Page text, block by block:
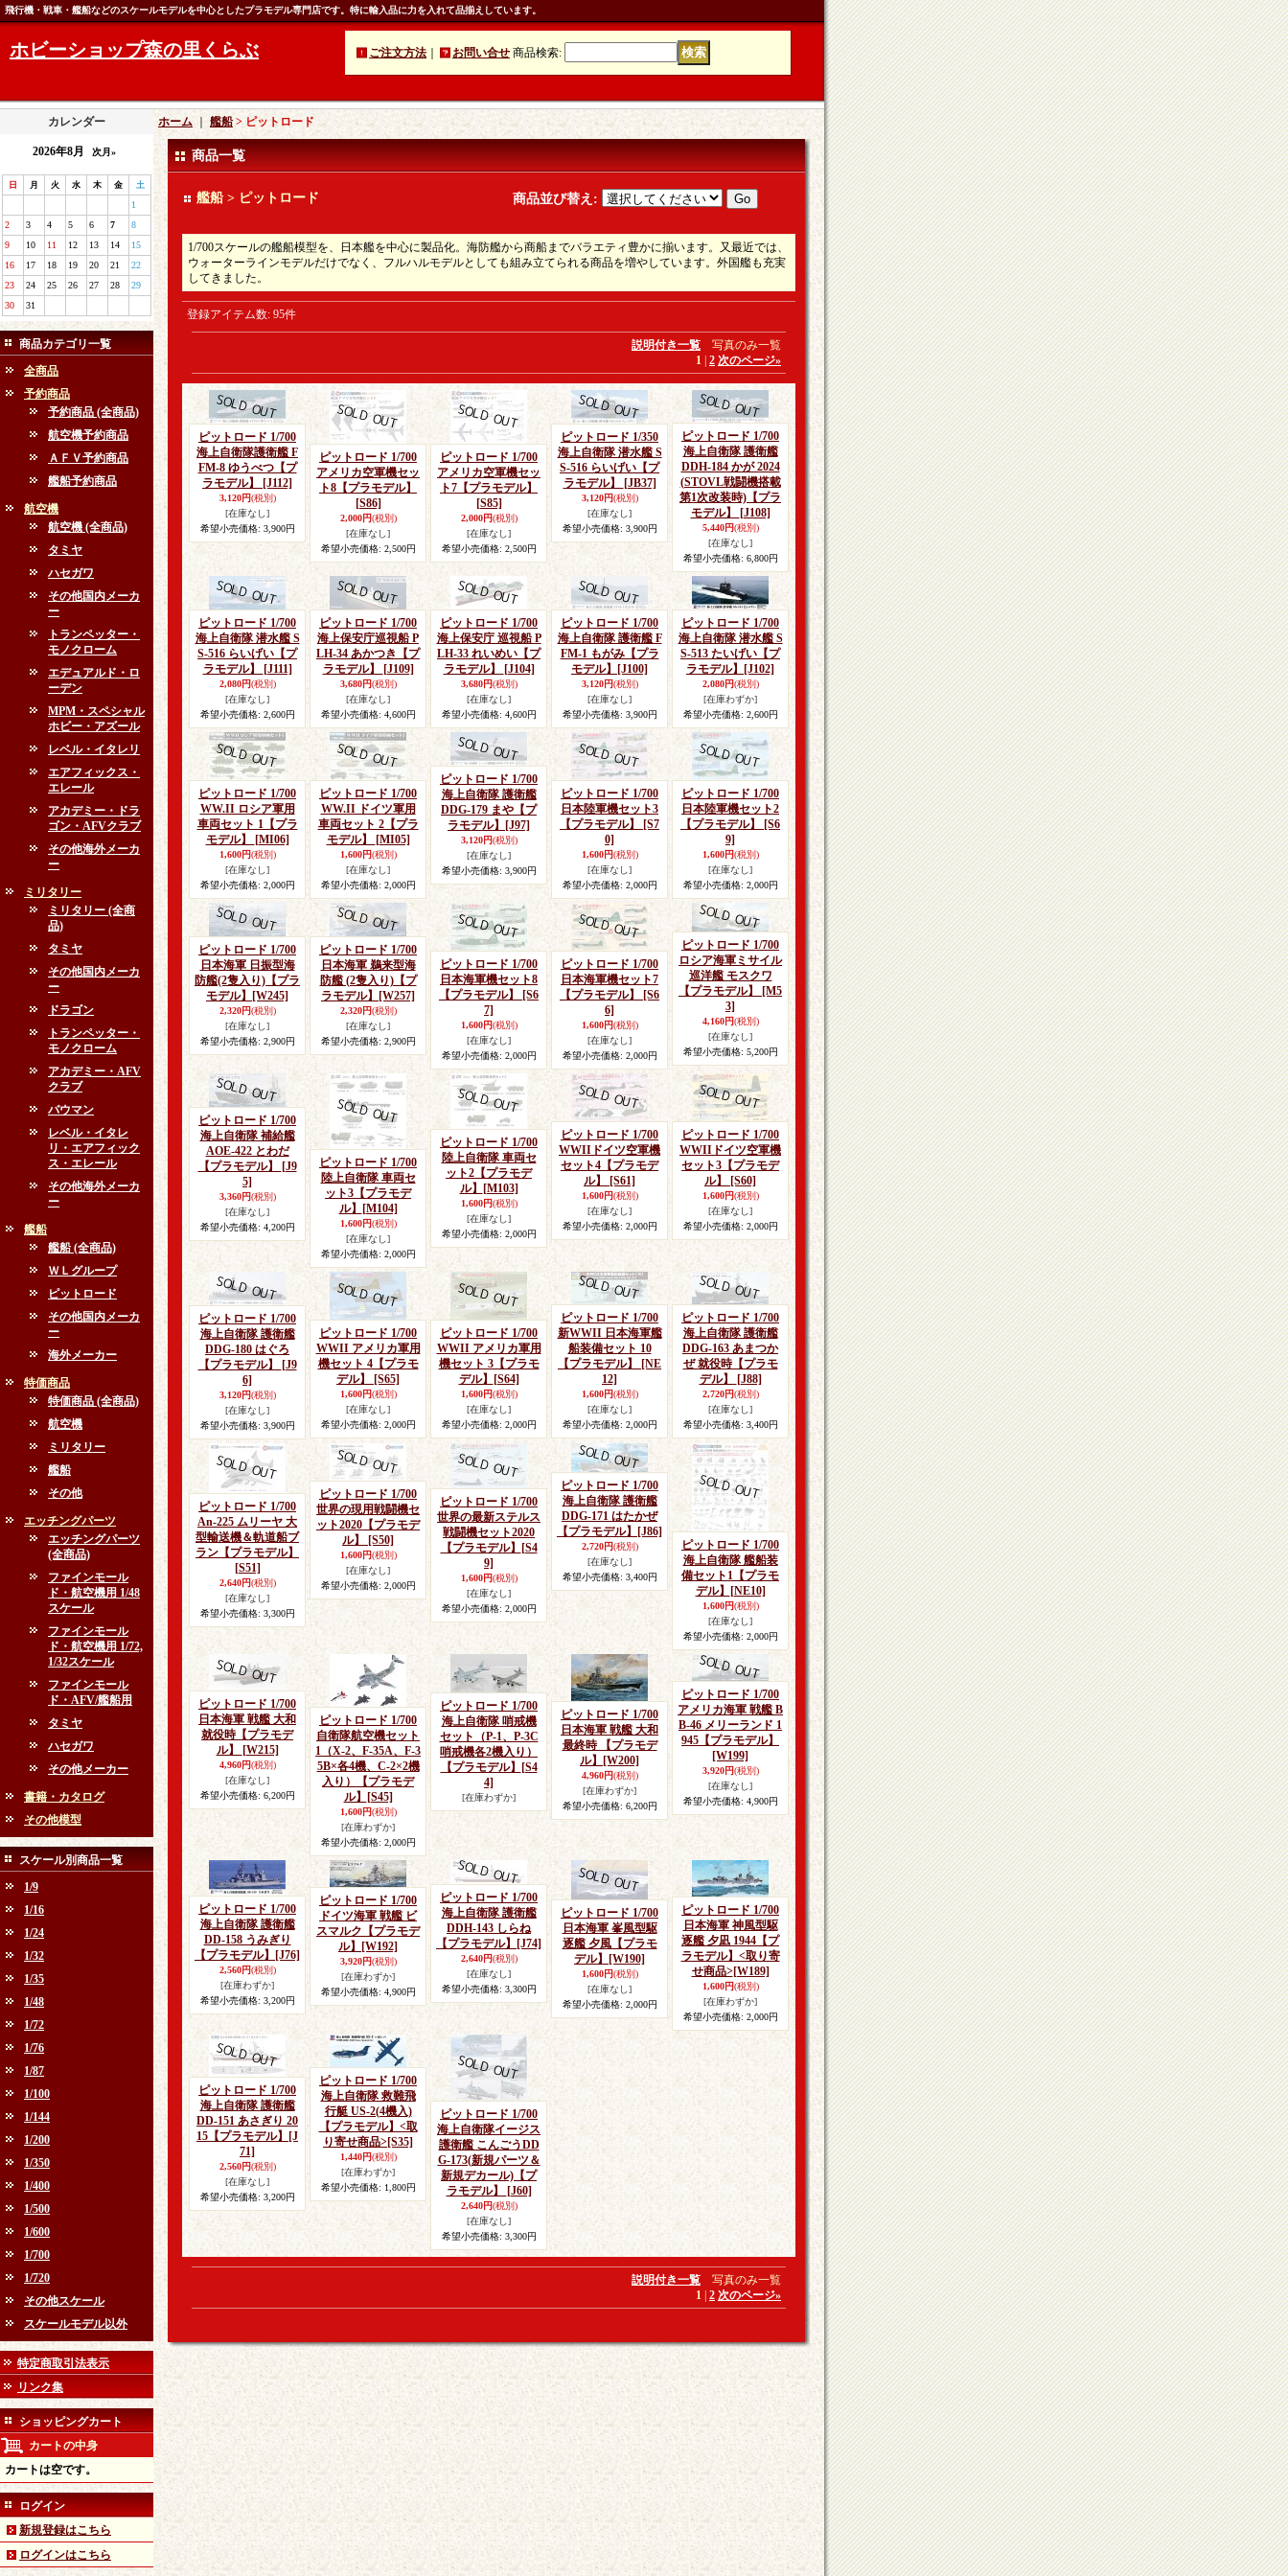
飛行機・戦車・艦船などのスケールモデルを中心としたプラモデル専門店です。特に輸入品に力を入れて品揃えしています。
ホビーショップ森の里くらぶ ご注文方法 お問い合せ 商品検索:
カレンダー
2026年8月 次月»
日 月 火 水 木 金 土
1
2
3 4 5 6 7
8
9
10 11 12 13 14
15
16
17 18 19 20 21
22
23
24 25 26 27 28
29
30
31
商品カテゴリ一覧
全商品
予約商品
予約商品 (全商品)
航空機予約商品
ＡＦＶ予約商品
艦船予約商品
航空機
航空機 (全商品)
タミヤ
ハセガワ
その他国内メーカ
ー
トランペッター・
モノクローム
エデュアルド・ロ
ーデン
MPM・スペシャル
ホビー・アズール
レベル・イタレリ
エアフィックス・
エレール
アカデミー・ドラ
ゴン・AFVクラブ
その他海外メーカ
ー
ミリタリー
ミリタリー (全商
品)
タミヤ
その他国内メーカ
ー
ドラゴン
トランペッター・
モノクローム
アカデミー・AFV
クラブ
バウマン
レベル・イタレ
リ・エアフィック
ス・エレール
その他海外メーカ
ー
艦船
艦船 (全商品)
ＷＬグループ
ピットロード
その他国内メーカ
ー
海外メーカー
特価商品
特価商品 (全商品)
航空機
ミリタリー
艦船
その他
エッチングパーツ
エッチングパーツ
(全商品)
ファインモール
ド・航空機用 1/48
スケール
ファインモール
ド・航空機用 1/72,
1/32スケール
ファインモール
ド・AFV/艦船用
タミヤ
ハセガワ
その他メーカー
書籍・カタログ
その他模型
スケール別商品一覧
1/9
1/16
1/24
1/32
1/35
1/48
1/72
1/76
1/87
1/100
1/144
1/200
1/350
1/400
1/500
1/600
1/700
1/720
その他スケール
スケールモデル以外
特定商取引法表示
リンク集
ショッピングカート
カートの中身
カートは空です。
ログイン
新規登録はこちら
ログインはこちら
ホーム 艦船> ピットロード
商品一覧
艦船 > ピットロード 商品並び替え :
1/700スケールの艦船模型を、日本艦を中心に製品化。海防艦から商船までバラエティ豊かに揃います。又最近では、
ウォーターラインモデルだけでなく、フルハルモデルとしても組み立てられる商品を増やしています。外国艦も充実
してきました。
登録アイテム数: 95件
説明付き一覧 写真のみ一覧
1 2 次のページ»
ピットロード 1/700
海上自衛隊護衛艦 F
FM-8 ゆうべつ【プ
ラモデル】
[J112]
3,120円(税別)
[在庫なし]
希望小売価格: 3,900円
ピットロード 1/700
アメリカ空軍機セッ
ト8【プラモデル】
[S86]
2,000円(税別)
[在庫なし]
希望小売価格: 2,500円
ピットロード 1/700
アメリカ空軍機セッ
ト7【プラモデル】
[S85]
2,000円(税別)
[在庫なし]
希望小売価格: 2,500円
ピットロード 1/350
海上自衛隊 潜水艦 S
S-516 らいげい【プ
ラモデル】
[JB37]
3,120円(税別)
[在庫なし]
希望小売価格: 3,900円
ピットロード 1/700
海上自衛隊 護衛艦
DDH-184 かが 2024
(STOVL戦闘機搭載
第1次改装時)【プラ
モデル】
[J108]
5,440円(税別)
[在庫なし]
希望小売価格: 6,800円
ピットロード 1/700
海上自衛隊 潜水艦 S
S-516 らいげい【プ
ラモデル】
[J111]
2,080円(税別)
[在庫なし]
希望小売価格: 2,600円
ピットロード 1/700
海上保安庁巡視船 P
LH-34 あかつき【プ
ラモデル】
[J109]
3,680円(税別)
[在庫なし]
希望小売価格: 4,600円
ピットロード 1/700
海上保安庁 巡視船 P
LH-33 れいめい【プ
ラモデル】
[J104]
3,680円(税別)
[在庫なし]
希望小売価格: 4,600円
ピットロード 1/700
海上自衛隊 護衛艦 F
FM-1 もがみ【プラ
モデル】
[J100]
3,120円(税別)
[在庫なし]
希望小売価格: 3,900円
ピットロード 1/700
海上自衛隊 潜水艦 S
S-513 たいげい【プ
ラモデル】
[J102]
2,080円(税別)
[在庫わずか]
希望小売価格: 2,600円
ピットロード 1/700
WW.II ロシア軍用
車両セット 1【プラ
モデル】
[MI06]
1,600円(税別)
[在庫なし]
希望小売価格: 2,000円
ピットロード 1/700
WW.II ドイツ軍用
車両セット 2【プラ
モデル】
[MI05]
1,600円(税別)
[在庫なし]
希望小売価格: 2,000円
ピットロード 1/700
海上自衛隊 護衛艦
DDG-179 まや【プ
ラモデル】
[J97]
3,120円(税別)
[在庫なし]
希望小売価格: 3,900円
ピットロード 1/700
日本陸軍機セット3
【プラモデル】
[S7
0]
1,600円(税別)
[在庫なし]
希望小売価格: 2,000円
ピットロード 1/700
日本陸軍機セット2
【プラモデル】
[S6
9]
1,600円(税別)
[在庫なし]
希望小売価格: 2,000円
ピットロード 1/700
日本海軍 日振型海
防艦(2隻入り)【プラ
モデル】
[W245]
2,320円(税別)
[在庫なし]
希望小売価格: 2,900円
ピットロード 1/700
日本海軍 鵜来型海
防艦 (2隻入り)【プ
ラモデル】
[W257]
2,320円(税別)
[在庫なし]
希望小売価格: 2,900円
ピットロード 1/700
日本海軍機セット8
【プラモデル】
[S6
7]
1,600円(税別)
[在庫なし]
希望小売価格: 2,000円
ピットロード 1/700
日本海軍機セット7
【プラモデル】
[S6
6]
1,600円(税別)
[在庫なし]
希望小売価格: 2,000円
ピットロード 1/700
ロシア海軍ミサイル
巡洋艦 モスクワ
【プラモデル】
[M5
3]
4,160円(税別)
[在庫なし]
希望小売価格: 5,200円
ピットロード 1/700
海上自衛隊 補給艦
AOE-422 とわだ
【プラモデル】
[J9
5]
3,360円(税別)
[在庫なし]
希望小売価格: 4,200円
ピットロード 1/700
陸上自衛隊 車両セ
ット3【プラモデ
ル】
[M104]
1,600円(税別)
[在庫なし]
希望小売価格: 2,000円
ピットロード 1/700
陸上自衛隊 車両セ
ット2【プラモデ
ル】
[M103]
1,600円(税別)
[在庫なし]
希望小売価格: 2,000円
ピットロード 1/700
WWIIドイツ空軍機
セット4【プラモデ
ル】
[S61]
1,600円(税別)
[在庫なし]
希望小売価格: 2,000円
ピットロード 1/700
WWIIドイツ空軍機
セット3【プラモデ
ル】
[S60]
1,600円(税別)
[在庫なし]
希望小売価格: 2,000円
ピットロード 1/700
海上自衛隊 護衛艦
DDG-180 はぐろ
【プラモデル】
[J9
6]
3,120円(税別)
[在庫なし]
希望小売価格: 3,900円
ピットロード 1/700
WWII アメリカ軍用
機セット 4【プラモ
デル】
[S65]
1,600円(税別)
[在庫なし]
希望小売価格: 2,000円
ピットロード 1/700
WWII アメリカ軍用
機セット 3【プラモ
デル】
[S64]
1,600円(税別)
[在庫なし]
希望小売価格: 2,000円
ピットロード 1/700
新WWII 日本海軍艦
船装備セット 10
【プラモデル】
[NE
12]
1,600円(税別)
[在庫なし]
希望小売価格: 2,000円
ピットロード 1/700
海上自衛隊 護衛艦
DDG-163 あまつか
ぜ 就役時【プラモ
デル】
[J88]
2,720円(税別)
[在庫なし]
希望小売価格: 3,400円
ピットロード 1/700
An-225 ムリーヤ 大
型輸送機＆軌道船ブ
ラン【プラモデル】
[S51]
2,640円(税別)
[在庫なし]
希望小売価格: 3,300円
ピットロード 1/700
世界の現用戦闘機セ
ット2020【プラモデ
ル】
[S50]
1,600円(税別)
[在庫なし]
希望小売価格: 2,000円
ピットロード 1/700
世界の最新ステルス
戦闘機セット2020
【プラモデル】
[S4
9]
1,600円(税別)
[在庫なし]
希望小売価格: 2,000円
ピットロード 1/700
海上自衛隊 護衛艦
DDG-171 はたかぜ
【プラモデル】
[J86]
2,720円(税別)
[在庫なし]
希望小売価格: 3,400円
ピットロード 1/700
海上自衛隊 艦船装
備セット1【プラモ
デル】
[NE10]
1,600円(税別)
[在庫なし]
希望小売価格: 2,000円
ピットロード 1/700
日本海軍 戦艦 大和
就役時【プラモデ
ル】
[W215]
4,960円(税別)
[在庫なし]
希望小売価格: 6,200円
ピットロード 1/700
自衛隊航空機セット
1（X-2、F-35A、F-3
5B×各4機、C-2×2機
入り）【プラモデ
ル】
[S45]
1,600円(税別)
[在庫わずか]
希望小売価格: 2,000円
ピットロード 1/700
海上自衛隊 哨戒機
セット（P-1、P-3C
哨戒機各2機入り）
【プラモデル】
[S4
4]
[在庫わずか]
ピットロード 1/700
日本海軍 戦艦 大和
最終時 【プラモデ
ル】
[W200]
4,960円(税別)
[在庫わずか]
希望小売価格: 6,200円
ピットロード 1/700
アメリカ海軍 戦艦 B
B-46 メリーランド 1
945【プラモデル】
[W199]
3,920円(税別)
[在庫なし]
希望小売価格: 4,900円
ピットロード 1/700
海上自衛隊 護衛艦
DD-158 うみぎり
【プラモデル】
[J76]
2,560円(税別)
[在庫わずか]
希望小売価格: 3,200円
ピットロード 1/700
ドイツ海軍 戦艦 ビ
スマルク【プラモデ
ル】
[W192]
3,920円(税別)
[在庫わずか]
希望小売価格: 4,900円
ピットロード 1/700
海上自衛隊 護衛艦
DDH-143 しらね
【プラモデル】
[J74]
2,640円(税別)
[在庫なし]
希望小売価格: 3,300円
ピットロード 1/700
日本海軍 峯風型駆
逐艦 夕風【プラモ
デル】
[W190]
1,600円(税別)
[在庫なし]
希望小売価格: 2,000円
ピットロード 1/700
日本海軍 神風型駆
逐艦 夕凪 1944【プ
ラモデル】<取り寄
せ商品>[W189]
1,600円(税別)
[在庫わずか]
希望小売価格: 2,000円
ピットロード 1/700
海上自衛隊 護衛艦
DD-151 あさぎり 20
15【プラモデル】
[J
71]
2,560円(税別)
[在庫なし]
希望小売価格: 3,200円
ピットロード 1/700
海上自衛隊 救難飛
行艇 US-2(4機入)
【プラモデル】<取
り寄せ商品>[S35]
1,440円(税別)
[在庫わずか]
希望小売価格: 1,800円
ピットロード 1/700
海上自衛隊イージス
護衛艦 こんごうDD
G-173(新規パーツ＆
新規デカール)【プ
ラモデル】
[J60]
2,640円(税別)
[在庫なし]
希望小売価格: 3,300円
説明付き一覧 写真のみ一覧
1 2 次のページ»